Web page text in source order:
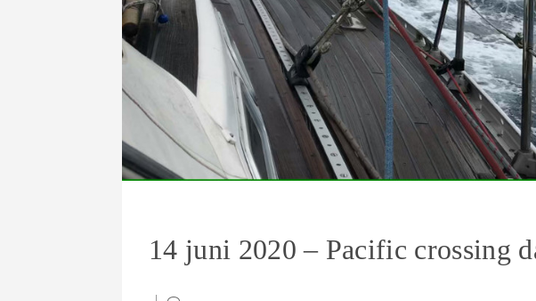
14 juni 2020 – Pacific crossing